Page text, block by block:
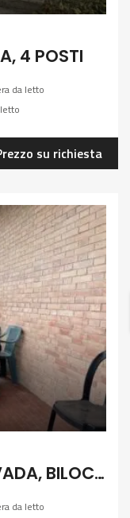
4 POSTI
da letto
su richiesta
99A – 23/31 AGOSTO – VADA, BILOCALE A 400 M DAL MARE
da letto